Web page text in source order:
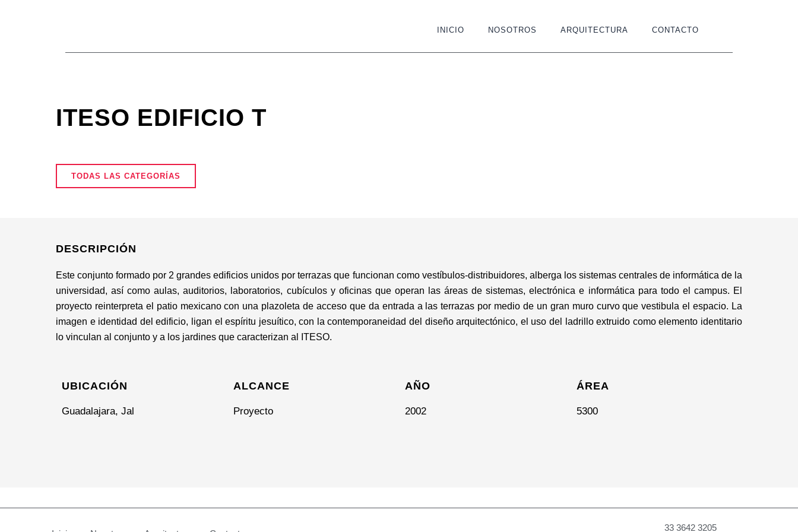
INICIO NOSOTROS ARQUITECTURA CONTACTO
ITESO EDIFICIO T
TODAS LAS CATEGORÍAS
DESCRIPCIÓN
Este conjunto formado por 2 grandes edificios unidos por terrazas que funcionan como vestíbulos-distribuidores, alberga los sistemas centrales de informática de la
universidad, así como aulas, auditorios, laboratorios, cubículos y oficinas que operan las áreas de sistemas, electrónica e informática para todo el campus. El
proyecto reinterpreta el patio mexicano con una plazoleta de acceso que da entrada a las terrazas por medio de un gran muro curvo que vestibula el espacio. La
imagen e identidad del edificio, ligan el espíritu jesuítico, con la contemporaneidad del diseño arquitectónico, el uso del ladrillo extruido como elemento identitario
lo vinculan al conjunto y a los jardines que caracterizan al ITESO.
UBICACIÓN
Guadalajara, Jal
ALCANCE
Proyecto
AÑO
2002
ÁREA
5300
33 3642 3205